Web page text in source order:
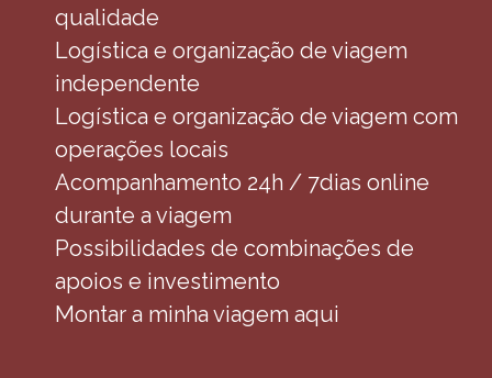
qualidade
Logística e organização de viagem
independente
Logística e organização de viagem com
operações locais
Acompanhamento 24h / 7dias online
durante a viagem
Possibilidades de combinações de
apoios e investimento
Montar a minha viagem aqui